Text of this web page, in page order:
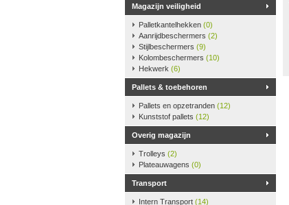
Magazijn veiligheid
Palletkantelhekken (0)
Aanrijdbeschermers (2)
Stijlbeschermers (9)
Kolombeschermers (10)
Hekwerk (6)
Pallets & toebehoren
Pallets en opzetranden (12)
Kunststof pallets (12)
Overig magazijn
Trolleys (2)
Plateauwagens (0)
Transport
Intern Transport (14)